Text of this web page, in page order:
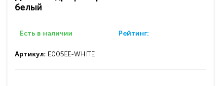
белый
Есть в наличии Рейтинг:
Артикул: E005EE-WHITE